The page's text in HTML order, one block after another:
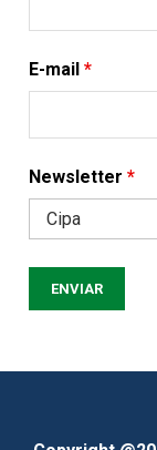
E-mail *
Newsletter *